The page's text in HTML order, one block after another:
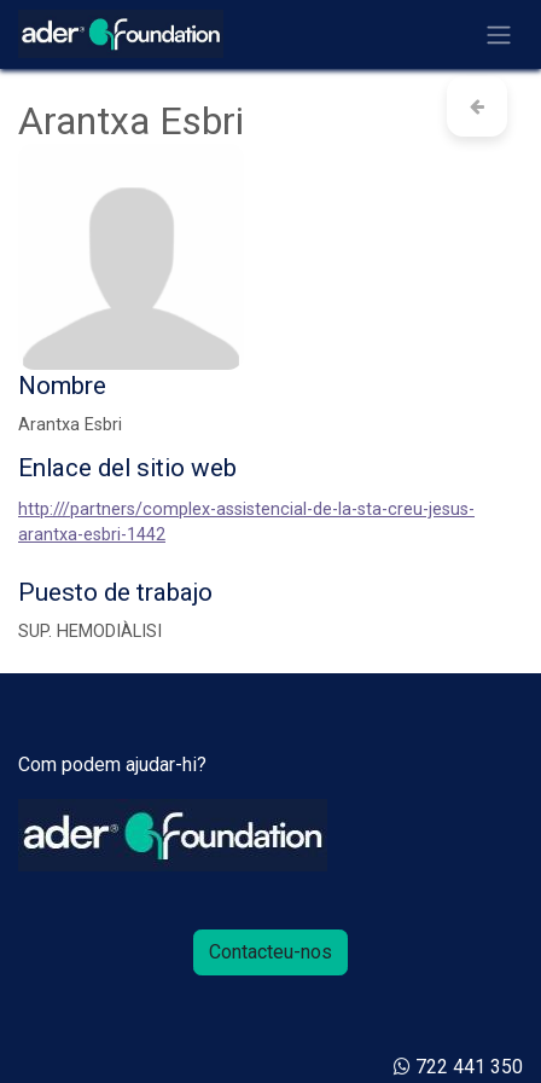
Ir al contenido
Arantxa Esbri
Nombre
Arantxa Esbri
Enlace del sitio web
http:///partners/complex-assistencial-de-la-sta-creu-jesus-
arantxa-esbri-1442
Puesto de trabajo
SUP. HEMODIÀLISI
Com podem ajudar-hi?
Contacteu-nos
722 441 350